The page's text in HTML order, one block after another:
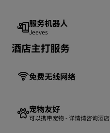
服务机器人
Jeeves
酒店主打服务
免费无线网络
宠物友好
可以携带宠物 - 详情请咨询酒店